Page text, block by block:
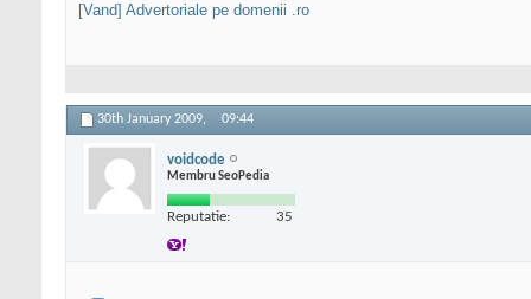
[Vand] Advertoriale pe domenii .ro
30th January 2009, 09:44
voidcode
Membru SeoPedia
Reputatie: 35